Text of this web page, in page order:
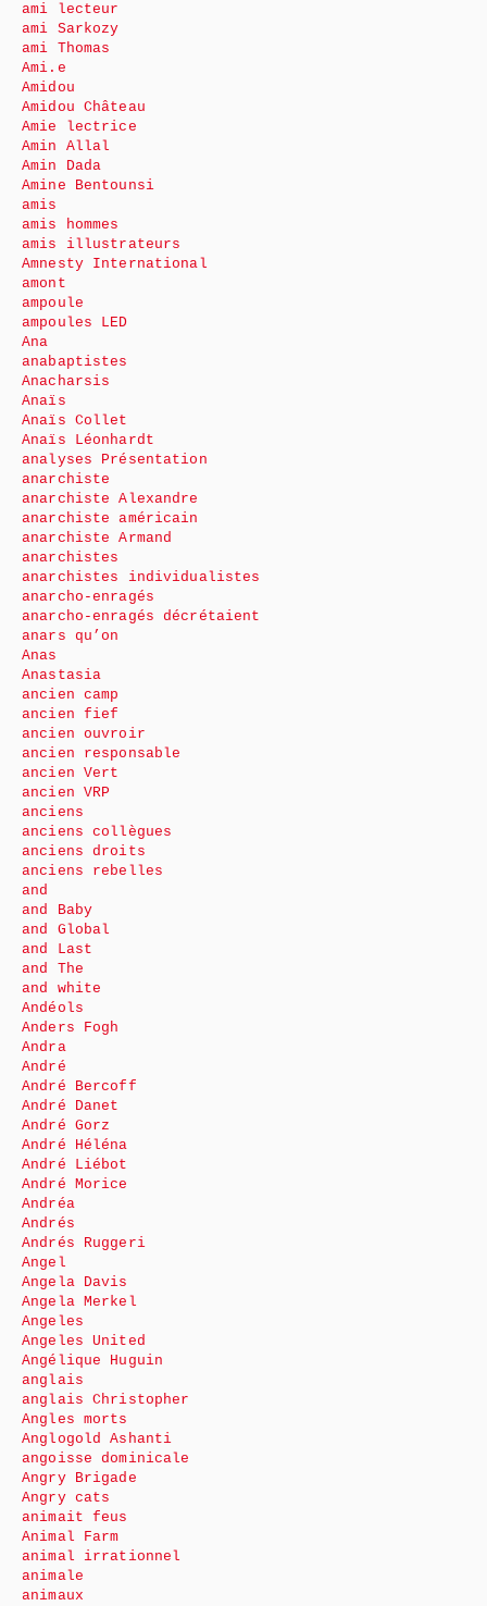
ami lecteur
ami Sarkozy
ami Thomas
Ami.e
Amidou
Amidou Château
Amie lectrice
Amin Allal
Amin Dada
Amine Bentounsi
amis
amis hommes
amis illustrateurs
Amnesty International
amont
ampoule
ampoules LED
Ana
anabaptistes
Anacharsis
Anaïs
Anaïs Collet
Anaïs Léonhardt
analyses Présentation
anarchiste
anarchiste Alexandre
anarchiste américain
anarchiste Armand
anarchistes
anarchistes individualistes
anarcho-enragés
anarcho-enragés décrétaient
anars qu’on
Anas
Anastasia
ancien camp
ancien fief
ancien ouvroir
ancien responsable
ancien Vert
ancien VRP
anciens
anciens collègues
anciens droits
anciens rebelles
and
and Baby
and Global
and Last
and The
and white
Andéols
Anders Fogh
Andra
André
André Bercoff
André Danet
André Gorz
André Héléna
André Liébot
André Morice
Andréa
Andrés
Andrés Ruggeri
Angel
Angela Davis
Angela Merkel
Angeles
Angeles United
Angélique Huguin
anglais
anglais Christopher
Angles morts
Anglogold Ashanti
angoisse dominicale
Angry Brigade
Angry cats
animait feus
Animal Farm
animal irrationnel
animale
animaux